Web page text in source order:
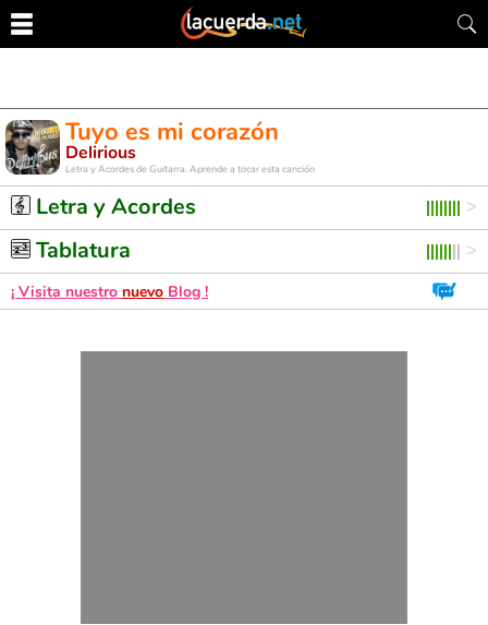
Tuyo es mi corazón
Delirious
Letra y Acordes de Guitarra. Aprende a tocar esta canción
Letra y Acordes
Tablatura
¡ Visita nuestro nuevo Blog !